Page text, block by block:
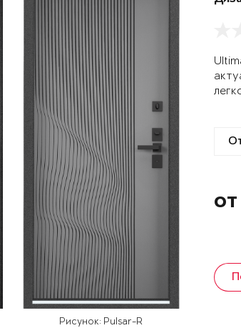
Рисунок: Pulsar-R